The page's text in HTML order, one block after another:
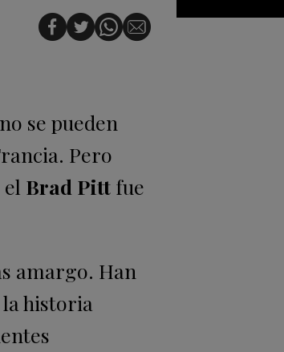
se pueden
Pero
Brad Pitt fue
amargo. Han
historia